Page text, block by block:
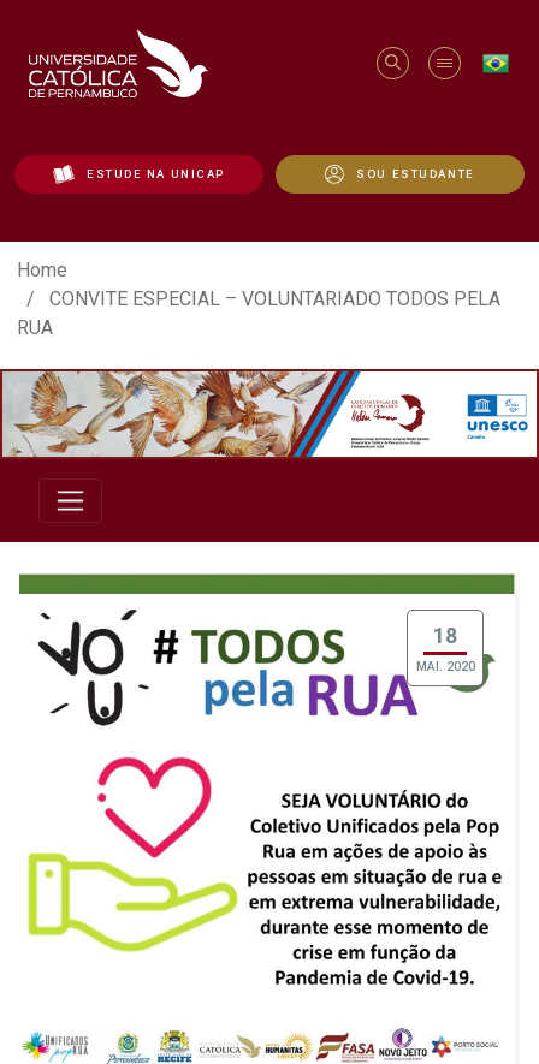
ESTUDE NA UNICAP SOU ESTUDANTE
CONVITE ESPECIAL – VOLUNTARIADO
Home
CONVITE ESPECIAL – VOLUNTARIADO TODOS PELA
RUA
18
MAI. 2020